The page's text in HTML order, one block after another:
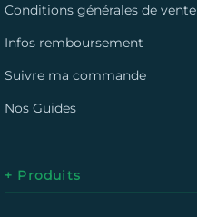
Conditions générales de vente
Infos remboursement
Suivre ma commande
Nos Guides
+ Produits